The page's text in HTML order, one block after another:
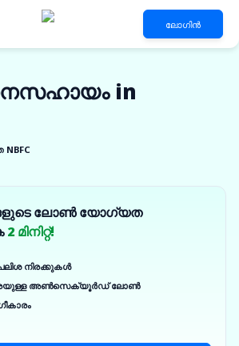
ലോഗിൻ
in
NBFC
ലോൺ യോഗ്യത
2 മിനിറ്റ്!
നിരക്കുകൾ
അൺസെക്യൂർഡ് ലോൺ